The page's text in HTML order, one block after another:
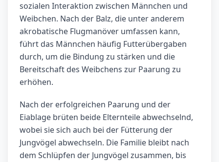
sozialen Interaktion zwischen Männchen und
Weibchen. Nach der Balz, die unter anderem
akrobatische Flugmanöver umfassen kann,
führt das Männchen häufig Futterübergaben
durch, um die Bindung zu stärken und die
Bereitschaft des Weibchens zur Paarung zu
erhöhen.
Nach der erfolgreichen Paarung und der
Eiablage brüten beide Elternteile abwechselnd,
wobei sie sich auch bei der Fütterung der
Jungvögel abwechseln. Die Familie bleibt nach
dem Schlüpfen der Jungvögel zusammen, bis